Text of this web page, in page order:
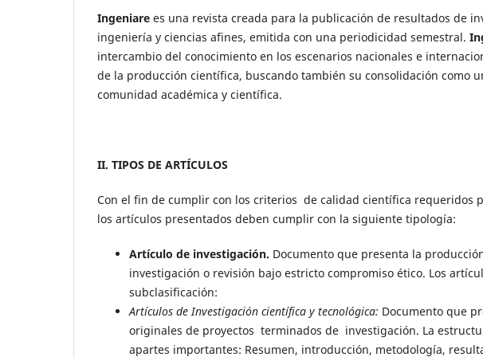
Ingeniare es una revista creada para la publicación de resultados de
ingeniería y ciencias afines, emitida con una periodicidad semestral.
intercambio del conocimiento en los escenarios nacionales e
de la producción científica, buscando también su consolidación como
comunidad académica y científica.
II. TIPOS DE ARTÍCULOS
Con el fin de cumplir con los criterios de calidad científica requeridos
los artículos presentados deben cumplir con la siguiente tipología:
Artículo de investigación. Documento que presenta la
investigación o revisión bajo estricto compromiso ético. Los
subclasificación:
Artículos de Investigación científica y tecnológica: Documento que
originales de proyectos terminados de investigación. La
apartes importantes: Resumen, introducción, metodología,